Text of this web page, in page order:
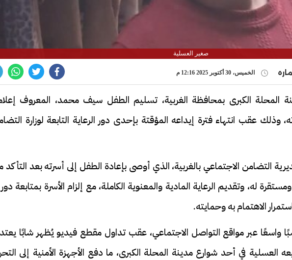
صغير العسلية
الخميس، 30 أكتوبر 2025 12:16 م
المحلة الكبرى بمحافظة الغربية، تسليم الطفل سيف محمد، المعروف
وذلك عقب انتهاء فترة إيداعه المؤقتة بإحدى دور الرعاية التابعة لوزارة
التضامن الاجتماعي بالغربية، الذي أوصى بإعادة الطفل إلى أسرته بعد التأكد
له، وتقديم الرعاية المادية والمعنوية الكاملة، مع إلزام الأسرة بمتابعة
الاهتمام به وحمايته.
واسعًا عبر مواقع التواصل الاجتماعي، عقب تداول مقطع فيديو يُظهر شابًا
العسلية في أحد شوارع مدينة المحلة الكبرى، ما دفع الأجهزة الأمنية إلى